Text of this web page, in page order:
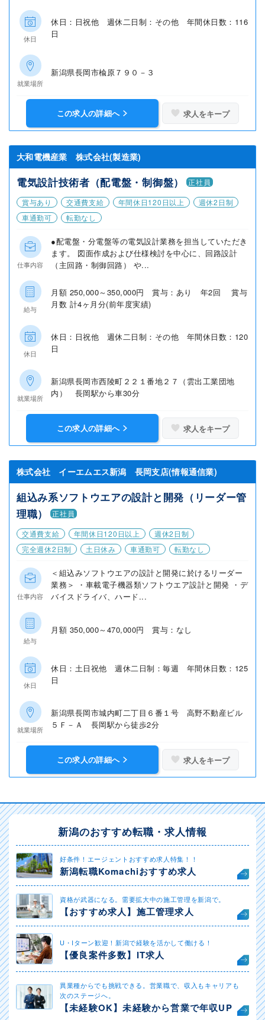
休日
休日：日祝他 週休二日制：その他 年間休日数：116
日
就業場所
新潟県長岡市楡原７９０－３
この求人の詳細へ 求人をキープ
大和電機産業 株式会社(製造業)
電気設計技術者（配電盤・制御盤）
正社員
賞与あり
交通費支給 年間休日120日以上
週休2日制
車通勤可
転勤なし
仕事内容
●配電盤・分電盤等の電気設計業務を担当していただき
ます。 図面作成および仕様検討を中心に、回路設計
（主回路・制御回路） や...
給与
月額 250,000～350,000円 賞与：あり 年2回 賞与
月数 計4ヶ月分(前年度実績)
休日
休日：日祝他 週休二日制：その他 年間休日数：120
日
就業場所
新潟県長岡市西陵町２２１番地２７（雲出工業団地
内） 長岡駅から車30分
この求人の詳細へ 求人をキープ
株式会社 イーエムエス新潟 長岡支店(情報通信業)
組込み系ソフトウエアの設計と開発（リーダー管
理職）
正社員
交通費支給
年間休日120日以上
週休2日制
完全週休2日制
土日休み 車通勤可 転勤なし
仕事内容
＜組込みソフトウエアの設計と開発に於けるリーダー
業務＞ ・車載電子機器類ソフトウエア設計と開発 ・デ
バイスドライバ、ハード...
給与
月額 350,000～470,000円 賞与：なし
休日
休日：土日祝他 週休二日制：毎週 年間休日数：125
日
就業場所
新潟県長岡市城内町二丁目６番１号 高野不動産ビル
５Ｆ－Ａ 長岡駅から徒歩2分
この求人の詳細へ 求人をキープ
新潟のおすすめ転職・求人情報
好条件！エージェントおすすめ求人特集！！
新潟転職Komachiおすすめ求人
資格が武器になる。需要拡大中の施工管理を新潟で。
【おすすめ求人】施工管理求人
U・Iターン歓迎！新潟で経験を活かして働ける！
【優良案件多数】IT求人
異業種からでも挑戦できる。営業職で、収入もキャリアも
次のステージへ。
【未経験OK】未経験から営業で年収UP